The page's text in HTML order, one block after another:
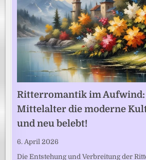
Ritterromantik im Aufwind:
Mittelalter die moderne
und neu belebt!
6. April 2026
Die Entstehung und Verbreitung der